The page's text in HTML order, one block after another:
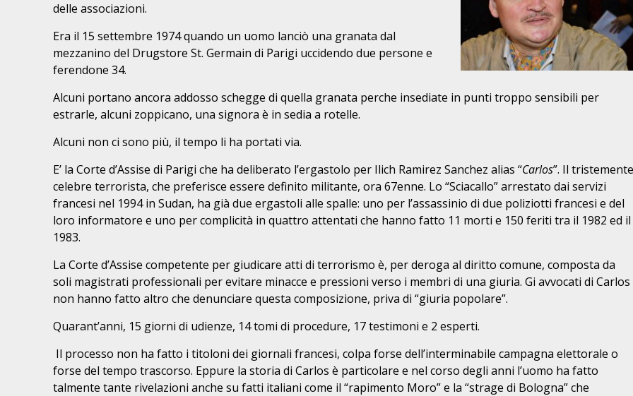
delle associazioni.
Era il 15 settembre 1974 quando un uomo lanciò una granata dal
mezzanino del Drugstore St. Germain di Parigi uccidendo due persone e
ferendone 34.
Alcuni portano ancora addosso schegge di quella granata perche insediate in punti troppo sensibili per
estrarle, alcuni zoppicano, una signora è in sedia a rotelle.
Alcuni non ci sono più, il tempo li ha portati via.
E’ la Corte d’Assise di Parigi che ha deliberato l’ergastolo per Ilich Ramirez Sanchez alias “Carlos”. Il tristemente
celebre terrorista, che preferisce essere definito militante, ora 67enne. Lo “Sciacallo” arrestato dai servizi
francesi nel 1994 in Sudan, ha già due ergastoli alle spalle: uno per l’assassinio di due poliziotti francesi e del
loro informatore e uno per complicità in quattro attentati che hanno fatto 11 morti e 150 feriti tra il 1982 ed il
1983.
La Corte d’Assise competente per giudicare atti di terrorismo è, per deroga al diritto comune, composta da
soli magistrati professionali per evitare minacce e pressioni verso i membri di una giuria. Gi avvocati di Carlos
non hanno fatto altro che denunciare questa composizione, priva di “giuria popolare”.
Quarant’anni, 15 giorni di udienze, 14 tomi di procedure, 17 testimoni e 2 esperti.
Il processo non ha fatto i titoloni dei giornali francesi, colpa forse dell’interminabile campagna elettorale o
forse del tempo trascorso. Eppure la storia di Carlos è particolare e nel corso degli anni l’uomo ha fatto
talmente tante rivelazioni anche su fatti italiani come il “rapimento Moro” e la “strage di Bologna” che